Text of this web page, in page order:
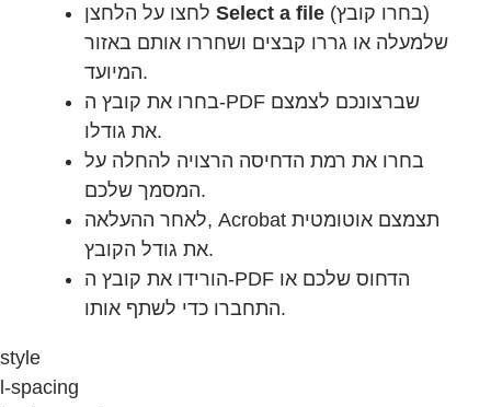
לחצו על הלחצןSelect a file (בחרו קובץ)
שלמעלה או גררו קבצים ושחררו אותם באזור
המיועד.
בחרו את קובץ ה-PDF שברצונכם לצמצם
את גודלו.
בחרו את רמת הדחיסה הרצויה להחלה על
המסמך שלכם.
לאחר ההעלאה, Acrobat תצמצם אוטומטית
את גודל הקובץ.
הורידו את קובץ ה-PDF הדחוס שלכם או
התחברו כדי לשתף אותו.
style
l-spacing